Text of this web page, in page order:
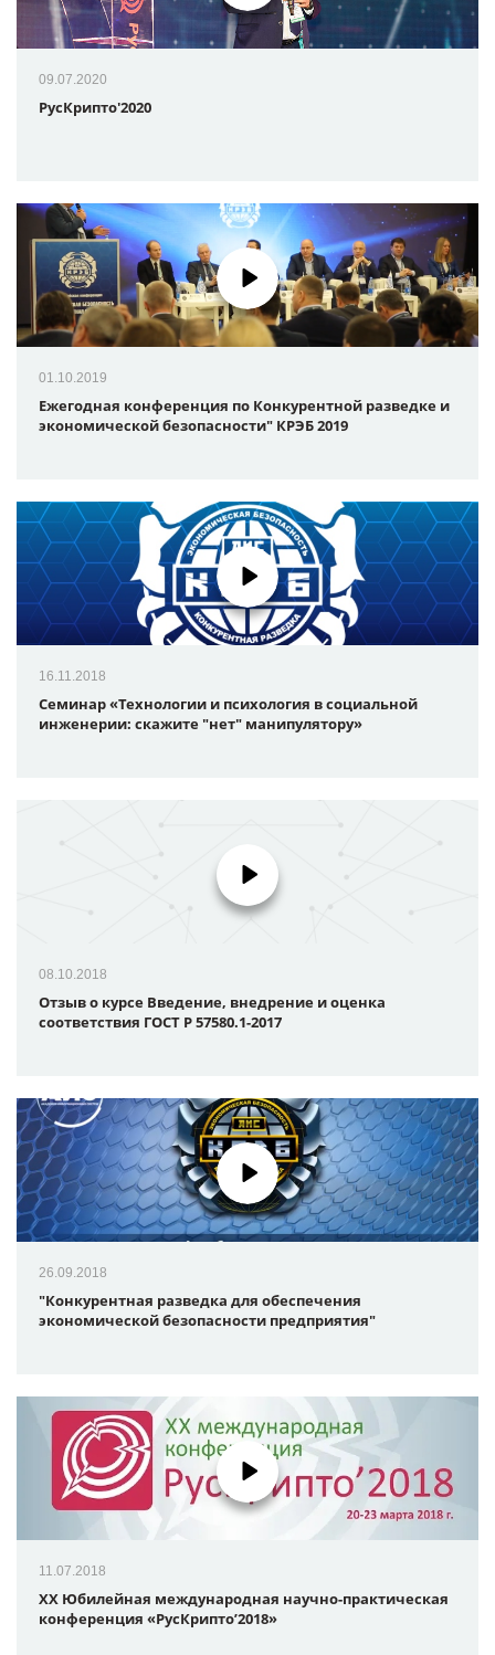
09.07.2020
РусКрипто'2020
01.10.2019
Ежегодная конференция по Конкурентной разведке и
экономической безопасности" КРЭБ 2019
16.11.2018
Семинар «Технологии и психология в социальной
инженерии: скажите "нет" манипулятору»
08.10.2018
Отзыв о курсе Введение, внедрение и оценка
соответствия ГОСТ Р 57580.1-2017
26.09.2018
"Конкурентная разведка для обеспечения
экономической безопасности предприятия"
11.07.2018
XX Юбилейная международная научно-практическая
конференция «РусКрипто’2018»